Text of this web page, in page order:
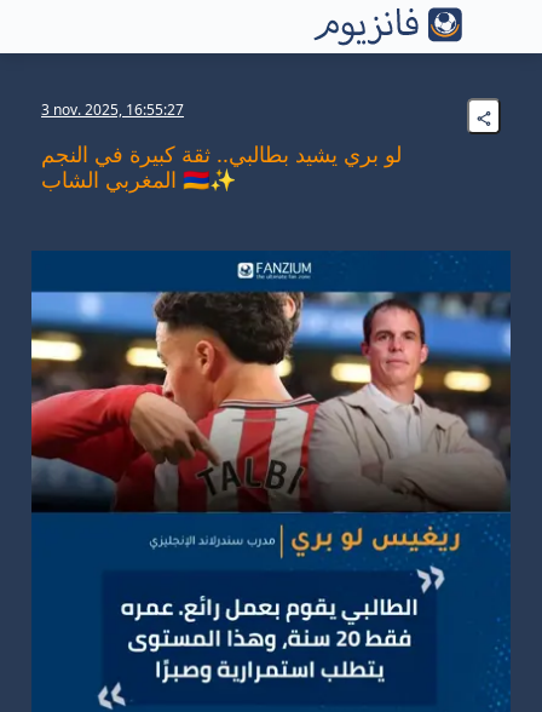
3 nov. 2025, 16:55:27
لو بري يشيد بطالبي.. ثقة كبيرة في النجم
المغربي الشاب 🇲🇦✨